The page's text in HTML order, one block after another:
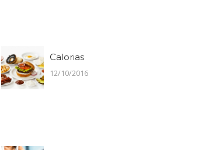
Calorias
12/10/2016